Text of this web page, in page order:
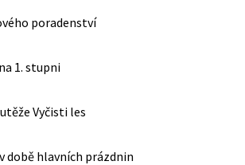
poradenství
1. stupni
Vyčisti les
době hlavních prázdnin